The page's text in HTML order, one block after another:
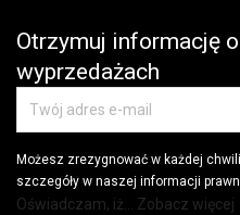
Otrzymuj informację
wyprzedażach
Możesz zrezygnować w każdej
szczegóły w naszej informacji
Oświadczam, iż... Zobacz więcej